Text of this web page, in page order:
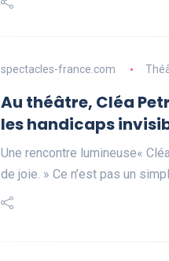
spectacles-france.com
Au théâtre, Cléa
les handicaps
Une rencontre lumineuse«
de joie. » Ce n’est pas un